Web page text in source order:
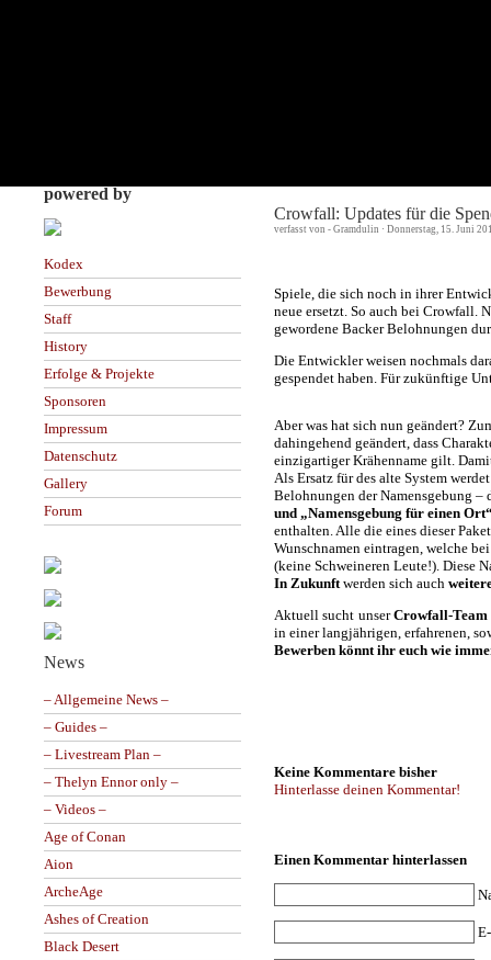
powered by
Kodex
Bewerbung
Staff
History
Erfolge & Projekte
Sponsoren
Impressum
Datenschutz
Gallery
Forum
News
– Allgemeine News –
– Guides –
– Livestream Plan –
– Thelyn Ennor only –
– Videos –
Age of Conan
Aion
ArcheAge
Ashes of Creation
Black Desert
Crowfall: Updates für die
verfasst von - Gramdulin · Donnerstag, 15. Juni
Spiele, die sich noch in ihrer
neue ersetzt. So auch bei Crowfall.
gewordene Backer Belohnungen
Die Entwickler weisen nochmals
gespendet haben. Für zukünftige
Aber was hat sich nun geändert?
dahingehend geändert, dass
einzigartiger Krähenname gilt.
Als Ersatz für des alte System
Belohnungen der Namensgebung –
und „Namensgebung für einen
enthalten. Alle die eines dieser
Wunschnamen eintragen, welche
(keine Schweineren Leute!). Diese
In Zukunft werden sich auch
Aktuell sucht unserCrowfall-Team
in einer langjährigen, erfahrenen,
Bewerben könnt ihr euch wie
Keine Kommentare bisher
Hinterlasse deinen Kommentar!
Einen Kommentar hinterlassen